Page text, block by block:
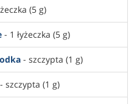
(5 g)
- 1 łyżeczka (5 g)
- szczypta (1 g)
- szczypta (1 g)